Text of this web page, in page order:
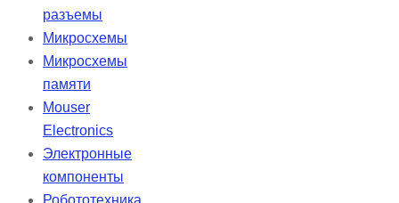
разъемы
Микросхемы
Микросхемы
памяти
Mouser
Electronics
Электронные
компоненты
Робототехника